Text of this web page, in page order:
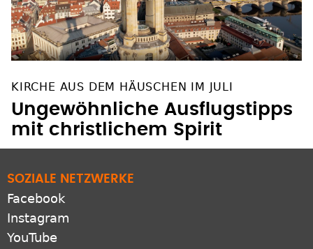
KIRCHE AUS DEM HÄUSCHEN IM JULI
Ungewöhnliche Ausflugstipps
mit christlichem Spirit
SOZIALE NETZWERKE
Facebook
Instagram
YouTube